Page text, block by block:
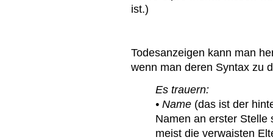
ist.)
Todesanzeigen kann man
wenn man deren Syntax zu
Es trauern:
• Name (das ist der
Namen an erster Stelle
meist die verwaisten